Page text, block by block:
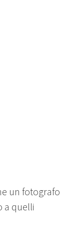
un fotografo
a quelli